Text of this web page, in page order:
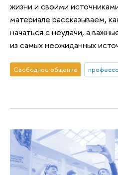
жизни и своими
материале рассказываем,
начаться с неудачи, а
из самых неожиданных
Свободное общение